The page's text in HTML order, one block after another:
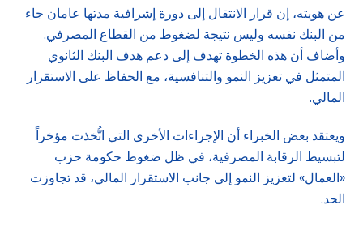
عن هويته، إن قرار الانتقال إلى دورة إشرافية مدتها عامان جاء
من البنك نفسه وليس نتيجة لضغوط من القطاع المصرفي.
وأضاف أن هذه الخطوة تهدف إلى دعم هدف البنك الثانوي
المتمثل في تعزيز النمو والتنافسية، مع الحفاظ على الاستقرار
المالي.
ويعتقد بعض الخبراء أن الإجراءات الأخرى التي اتُّخذت مؤخراً
لتبسيط الرقابة المصرفية، في ظل ضغوط حكومة حزب
«العمال» لتعزيز النمو إلى جانب الاستقرار المالي، قد تجاوزت
الحد.